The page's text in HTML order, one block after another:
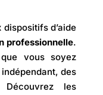
d’aide
professionnelle.
vous soyez
des
les